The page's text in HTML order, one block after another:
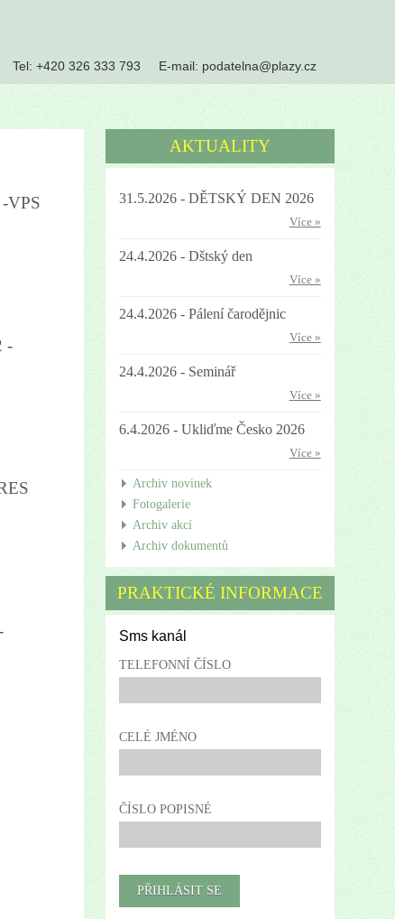
Tel: +420 326 333 793 E-mail: podatelna@plazy.cz
VPS
-
AKTUALITY
31.5.2026 - DĚTSKÝ DEN 2026
Více »
24.4.2026 - Dštský den
Více »
24.4.2026 - Pálení čarodějnic
Více »
24.4.2026 - Seminář
Více »
6.4.2026 - Ukliďme Česko 2026
Více »
Archiv novinek
Fotogalerie
Archiv akcí
Archiv dokumentů
PRAKTICKÉ INFORMACE
Sms kanál
TELEFONNÍ ČÍSLO
CELÉ JMÉNO
ČÍSLO POPISNÉ